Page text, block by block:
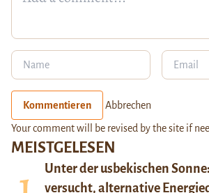
MEISTGELESEN
Unter der usbekischen
versucht, alternative
Kommentieren Abbrechen
Your comment will be revised by the site if